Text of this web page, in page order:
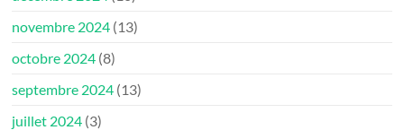
novembre 2024 (13)
octobre 2024 (8)
septembre 2024 (13)
juillet 2024 (3)